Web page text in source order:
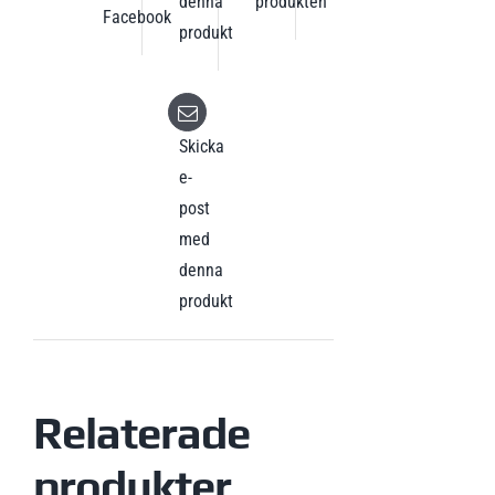
Facebook
produkt
Skicka
e-
post
med
denna
produkt
Relaterade